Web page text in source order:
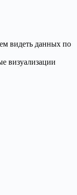
видеть данных по
визуализации